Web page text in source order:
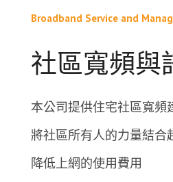
Broadband Service and
社區寬頻與
本公司提供住宅社區寬頻
將社區所有人的力量結合
降低上網的使用費用